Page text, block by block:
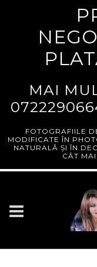
MAI
FOTOGRAFIILE
MODIFICATE ÎN
NATURALĂ ȘI ÎN
CÂT